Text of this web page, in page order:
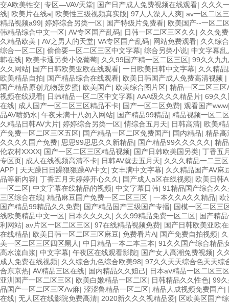
交A欧美牲交| 专区—VAV天堂| 国产日产成人免费视频在线观看| 久久久
线| 欧美片在线a| 欧美性三级视频真实版| 97人人澡人人爽| av一区二区
精品视频a99| 婷婷综合另类一区| 国产特级片免费看| 欧美国产--一区二
韩精品综合中文一区| AV专区国产乱码| 日韩一区二区三区久久 | 久久免
久精品欧美 | AV之男人的天堂| VA专区国产乱码| 网站免费观看| 久久综
综合一区二区| 偷偷要一区二区三区中文字幕| 综合另类小说| 中文字幕乱
韩在线| 欧美卡通另类小说葡萄| 久久99国产精一区二区三区| 99久久九
久久网站| 国产日韩欧美亚欧在线观看| 一日欧美日韩中文字幕| 久久精品
欧美精品自拍| 国产精品综合在线观看| 欧美日韩国产成人免费高清视频 |
国产精品原创尤物菠萝蜜| 欧美国产| 欧美综合图片区| 精品一区二区三区
视频在线观看| 日韩精品一区二区中文字幕| AAA级久久久精品片| 69久
在线| 成人国产一区二区三区精品不卡| 国产一区二区免费| 观看国产www
品AV喷奶水| 午夜未满十八勿入网站| 国产精品99精品| 精品视频一区二
久精品日韩AV大片| 婷婷综合另类一区|情综合五月天| 日韩高清| 欧美精
产免费一区二区三区五区| 国产精品一区二区免费国产| 国内精品| 精品高
久久久久国产免费| 思思99思思久久新精品| 国产精品99久久久久久 | 精
伦农村XXXX| 国产一区二区三区精品视频| 国产日韩欧美国另类| 丁香五
专区页| 成人在线视频高清不卡| 日韩AV就去五月天| 久久久精品一二三区
APP | 天天躁日日躁狠狠躁AV中文| 女丰满中文字幕| 久久精品国产AV麻
品等新內容| 丁香五月天婷婷开心久久 | 国产成人a区在线视频| 欧美日韩
一区二区| 中文字幕在线精品的视频| 中文字幕日韩| 91精品国产综合久
三区综合在线| 精品麻豆国产免费一区二区三区 | 一本久久A久久精品| 欧
国产精品99精品久久免费| 国产精品国产三级国产专播| 国模一区二区三
线欧美精品中文一区| 日本久久久久 | 久久99精品免费一区二区| 国产精
利网站| av片区一区二区三区| 97在线精品视频免费| 国产日韩欧美亚欧
在线精品| 欧美日韩一区二区三区麻豆| 免费看片A| 国产免费自拍视频|
美一区二区三区四区黑人 | 中日精品一本二本三本| 91久久国产综合精品
高水流白浆| 中文字幕| 午夜区在线观看影院| 国产女人高潮免费视频| 久
成人免费在线视频| 久久综合九色综合欧美98| 97久久天天综合色天天综
合东京热| AV精品三区在线| 国内精品久久妲己| 日本aⅴ精品一区二区三
亚汌国产一区二区三区| 欧美白嫩精品一区二区| 日韩精品久久性色| 99
品国产一区二区三区Av麻| 涩涩鲁精品一区二区| 精品人成视频免费国产|
在线| 无人区在线影院免费高清| 2020新久久久视精品爱| 区欧美区国产